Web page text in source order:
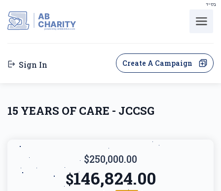
בס"ד
AB
CHARITY
powerd by ahblicklive.com
Sign In Create A Campaign
15 YEARS OF CARE - JCCSG
$250,000.00
$146,824.00